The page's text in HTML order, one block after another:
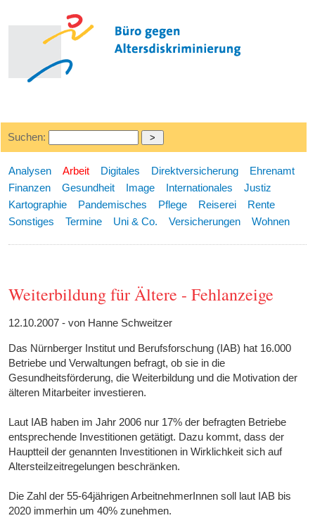
Suchen:
Analysen Arbeit Digitales Direktversicherung
Ehrenamt
Finanzen
Gesundheit Image Internationales
Justiz
Kartographie
Pandemisches Pflege Reiserei
Rente
Sonstiges
Termine Uni & Co. Versicherungen Wohnen
Weiterbildung für Ältere - Fehlanzeige
12.10.2007 - von Hanne Schweitzer
Das Nürnberger Institut und Berufsforschung (IAB) hat 16.000
Betriebe und Verwaltungen befragt, ob sie in die
Gesundheitsförderung, die Weiterbildung und die Motivation der
älteren Mitarbeiter investieren.
Laut IAB haben im Jahr 2006 nur 17% der befragten Betriebe
entsprechende Investitionen getätigt. Dazu kommt, dass der
Hauptteil der genannten Investitionen in Wirklichkeit sich auf
Altersteilzeitregelungen beschränken.
Die Zahl der 55-64jährigen ArbeitnehmerInnen soll laut IAB bis
2020 immerhin um 40% zunehmen.